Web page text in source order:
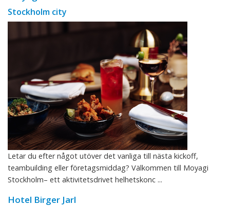
Stockholm city
Letar du efter något utöver det vanliga till nästa kickoff,
teambuilding eller företagsmiddag? Välkommen till Moyagi
Stockholm– ett aktivitetsdrivet helhetskonc ...
Hotel Birger Jarl